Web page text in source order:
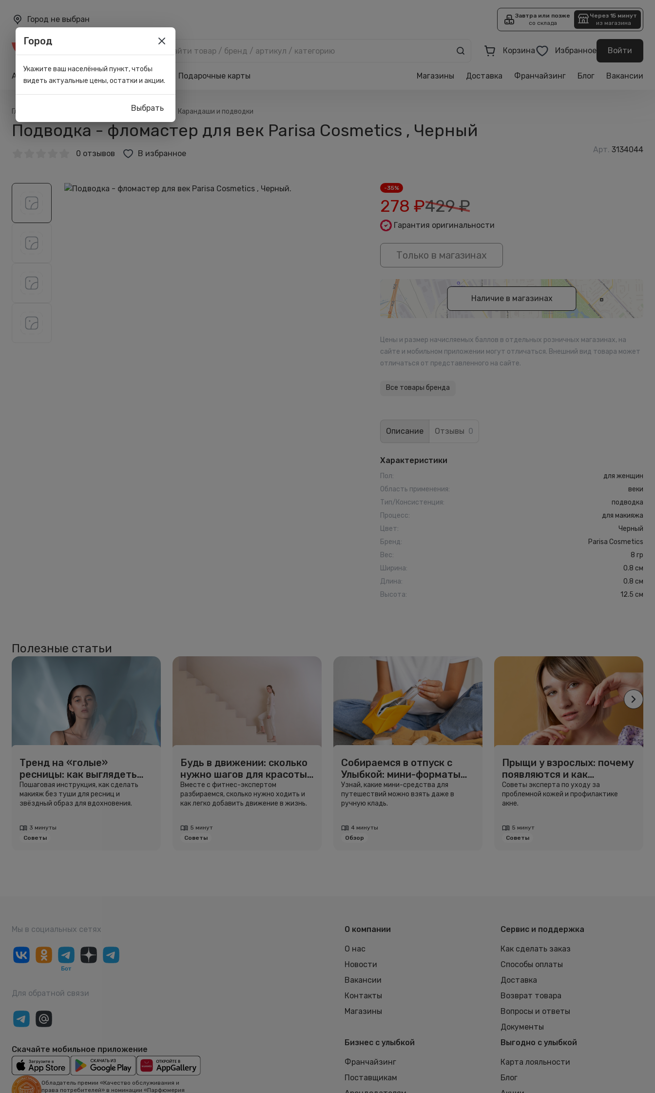
Город не выбран
Завтра или позже
со склада
Через 15 минут
из магазина
Корзина Избранное Войти
Акции Карта лояльности Подарочные карты Магазины Доставка Франчайзинг Блог Вакансии
Главная Для глаз Карандаши и подводки
Подводка - фломастер для век Parisa Cosmetics , Черный
0 отзывов В избранное Арт. 3134044
-35%
278 ₽429₽
Гарантия оригинальности
Только в магазинах
Наличие в магазинах
Цены и размер начисляемых баллов в отдельных розничных магазинах, на
сайте и мобильном приложении могут отличаться. Внешний вид товара может
отличаться от представленного на сайте.
Все товары бренда
Описание Отзывы 0
Характеристики
Пол:
для женщин
Область применения:
веки
Тип/Консистенция:
подводка
Процесс:
для макияжа
Цвет:
Черный
Бренд:
Parisa Cosmetics
Вес:
8 гр
Ширина:
0.8 см
Длина:
0.8 см
Высота: 12.5 см
Полезные статьи
Тренд на «голые»
ресницы: как выглядеть
свежо, не используя тушь
Пошаговая инструкция, как сделать
макияж без туши для ресниц и
звёздный образ для вдохновения.
3 минуты
Советы
Будь в движении: сколько
нужно шагов для красоты
и здоровья
Вместе с фитнес-экспертом
разбираемся, сколько нужно ходить и
как легко добавить движение в жизнь.
5 минут
Советы
Собираемся в отпуск с
Улыбкой: мини-форматы
для путешествий
Узнай, какие мини-средства для
путешествий можно взять даже в
ручную кладь.
4 минуты
Обзор
Прыщи у взрослых: почему
появляются и как
избавиться
Советы эксперта по уходу за
проблемной кожей и профилактике
акне.
5 минут
Советы
Мы в социальных сетях
Для обратной связи
Скачайте мобильное приложение
Обладатель премии «Качество обслуживания и
права потребителей» в номинации «Парфюмерия
О компании
О нас
Новости
Вакансии
Контакты
Магазины
Сервис и поддержка
Как сделать заказ
Способы оплаты
Доставка
Возврат товара
Вопросы и ответы
Документы
Бизнес с улыбкой
Франчайзинг
Поставщикам
Выгодно с улыбкой
Карта лояльности
Блог
Город
Укажите ваш населённый пункт, чтобы
видеть актуальные цены, остатки и акции.
Выбрать